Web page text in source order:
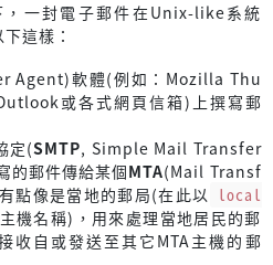
一封電子郵件在Unix-like系統
這樣：
Agent)軟體(例如：Mozilla Thu
或各式網頁信箱)上撰寫郵
定(SMTP, Simple Mail Transfer
的郵件傳給某個MTA(Mail Transf
點像是當地的郵局(在此以 local
機名稱)，用來處理當地居民的郵
收自或發送至其它MTA主機的郵